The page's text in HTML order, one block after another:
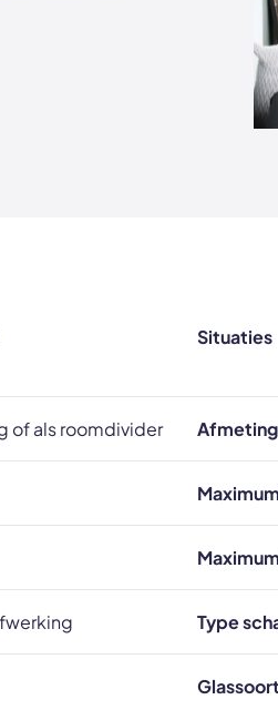
Situaties
of als roomdivider
Type
Glassoort